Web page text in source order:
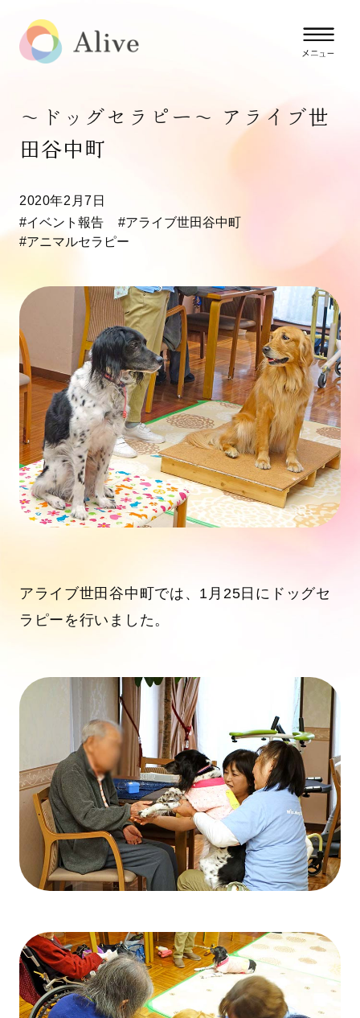
～ドッグセラピー〜 アライブ世
田谷中町
2020年2月7日
#イベント報告
#アライブ世田谷中町
#アニマルセラピー
アライブ世田谷中町では、1月25日にドッグセ
ラピーを行いました。